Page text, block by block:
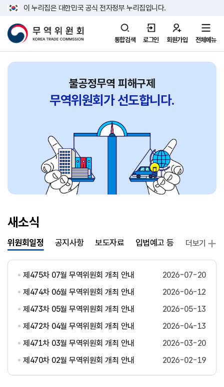
이 누리집은 대한민국 공식 전자정부 누리집입니다.
통합검색 로그인 회원가입 전체메뉴
불공정무역 피해구제
무역위원회가선도합니다.
새소식
위원회일정
제475차 07월 무역위원회 개최 안내
2026-07-20
제474차 06월 무역위원회 개최 안내
2026-06-12
제473차 05월 무역위원회 개최 안내
2026-05-13
제472차 04월 무역위원회 개최 안내
2026-04-13
제471차 03월 무역위원회 개최 안내
2026-03-20
제470차 02월 무역위원회 개최 안내
2026-02-19
더보기
공지사항 보도자료 입법예고 등 발간자료